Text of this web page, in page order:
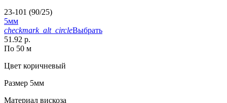
23-101 (90/25)
5мм
checkmark_alt_circleВыбрать
51.92 р.
По 50 м
Цвет коричневый
Размер 5мм
Материал вискоза